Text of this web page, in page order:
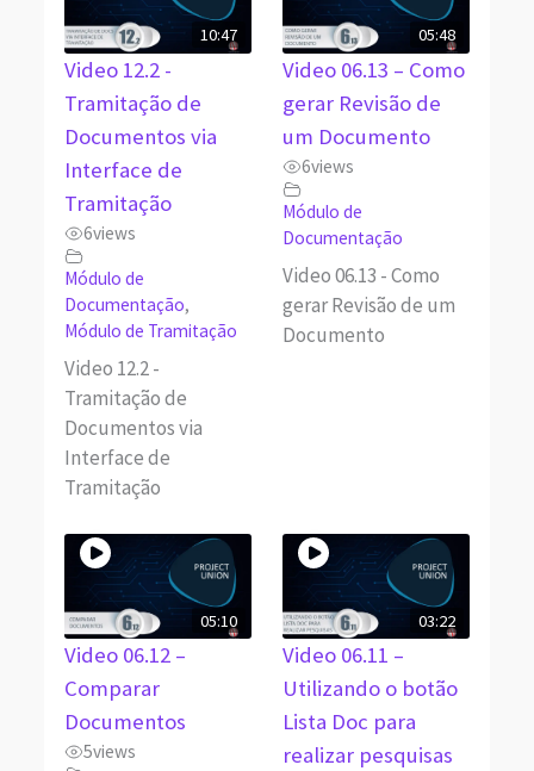
10:47
Video 12.2 -
Tramitação de
Documentos via
Interface de
Tramitação
6views
Módulo de
Documentação,
Módulo de Tramitação
Video 12.2 -
Tramitação de
Documentos via
Interface de
Tramitação
05:48
Video 06.13 – Como
gerar Revisão de
um Documento
6views
Módulo de
Documentação
Video 06.13 - Como
gerar Revisão de um
Documento
05:10
Video 06.12 –
Comparar
Documentos
5views
03:22
Video 06.11 –
Utilizando o botão
Lista Doc para
realizar pesquisas